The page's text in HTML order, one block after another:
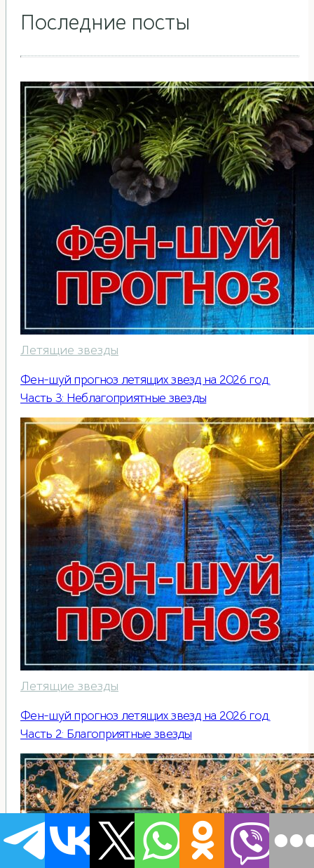
Последние посты
Летящие звезды
Фен-шуй прогноз летящих звезд на 2026 год.
Часть 3: Неблагоприятные звезды
Летящие звезды
Фен-шуй прогноз летящих звезд на 2026 год.
Часть 2: Благоприятные звезды